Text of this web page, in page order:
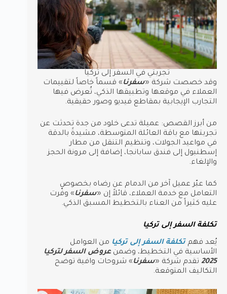
تجربتي في السفر إلى تركيا
وقد خصصت شركة «سفرنا» قسماً خاصاً لتقييمات
العملاء في موقعها وتطبيقها الذكي، تُعرض فيها
التجارب الإيجابية بمقاطع فيديو وصور حقيقية.
من أبرز القصص: عميلة تدعى خلود من جدة تحدثت عن
تجربتها مع باقة العائلة المتوسطة، مشيدةً بالدقة
في مواعيد الجولات، وتنظيم التنقل من مطار
إسطنبول إلى فندق سابانجا، إضافة إلى مرونة الحجز
والإلغاء.
كما عبّر عميل آخر من الدمام عن رضاه بخصوص
التعامل مع خدمة العملاء، قائلاً إن «سفرنا» وفّرت
عليه كثيراً من العناء بالتخطيط المسبق الذكي.
تكلفة السفر إلى تركيا
يُعد فهم تكلفة السفر إلى تركيا من العوامل
الأساسية في التخطيط، وضمن عروض السفر لتركيا
2025 تقدم شركة «سفرنا» شروحات وافية توضح
التكاليف المتوقعة.